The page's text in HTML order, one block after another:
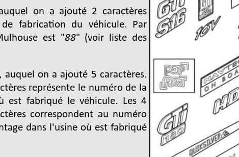
on a ajouté 2 caractères
fabrication du véhicule. Par
est "88" (voir liste des
auquel on a ajouté 5 caractères.
représente le numéro de la
est fabriqué le véhicule. Les 4
correspondent au numéro
dans l'usine où est fabriqué